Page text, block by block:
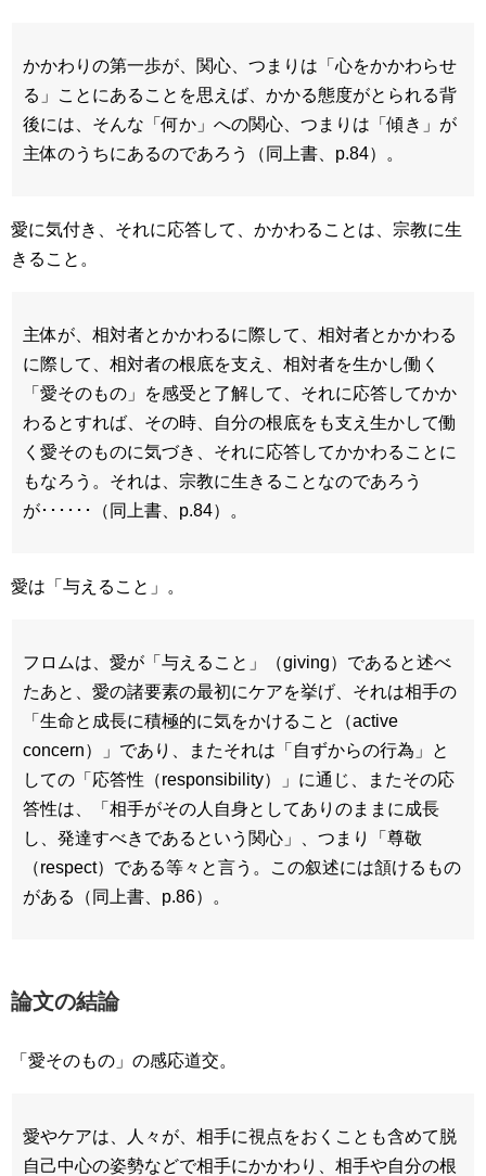
かかわりの第一歩が、関心、つまりは「心をかかわらせ
る」ことにあることを思えば、かかる態度がとられる背
後には、そんな「何か」への関心、つまりは「傾き」が
主体のうちにあるのであろう（同上書、p.84）。
愛に気付き、それに応答して、かかわることは、宗教に生
きること。
主体が、相対者とかかわるに際して、相対者とかかわる
に際して、相対者の根底を支え、相対者を生かし働く
「愛そのもの」を感受と了解して、それに応答してかか
わるとすれば、その時、自分の根底をも支え生かして働
く愛そのものに気づき、それに応答してかかわることに
もなろう。それは、宗教に生きることなのであろう
が･･････（同上書、p.84）。
愛は「与えること」。
フロムは、愛が「与えること」（giving）であると述べ
たあと、愛の諸要素の最初にケアを挙げ、それは相手の
「生命と成長に積極的に気をかけること（active
concern）」であり、またそれは「自ずからの行為」と
しての「応答性（responsibility）」に通じ、またその応
答性は、「相手がその人自身としてありのままに成長
し、発達すべきであるという関心」、つまり「尊敬
（respect）である等々と言う。この叙述には頷けるもの
がある（同上書、p.86）。
論文の結論
「愛そのもの」の感応道交。
愛やケアは、人々が、相手に視点をおくことも含めて脱
自己中心の姿勢などで相手にかかわり、相手や自分の根